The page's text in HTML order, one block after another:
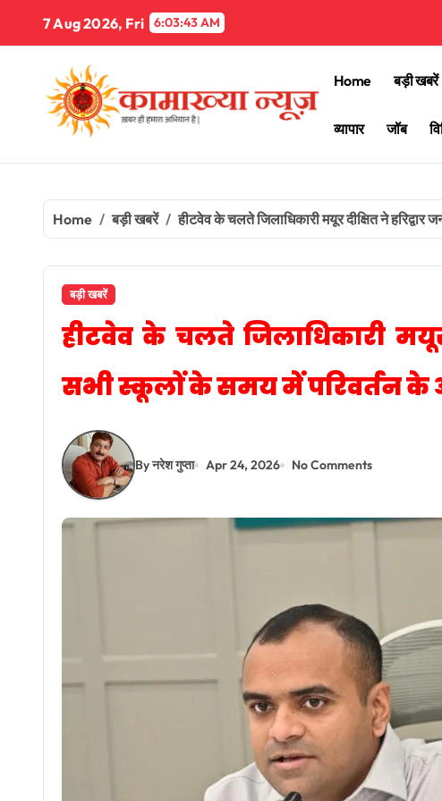
content
7 Aug 2026, Fri 6:03:44 AM
Home बड़ी खबरें
व्यापार जॉब
Home बड़ी खबरें हीटवेव के चलते जिलाधिकारी मयूर दीक्षित ने
बड़ी खबरें
हीटवेव के चलते जिलाधिकारी
सभी स्कूलों के समय में परिवर्तन के
By नरेश गुप्ता Apr 24, 2026 No Comments